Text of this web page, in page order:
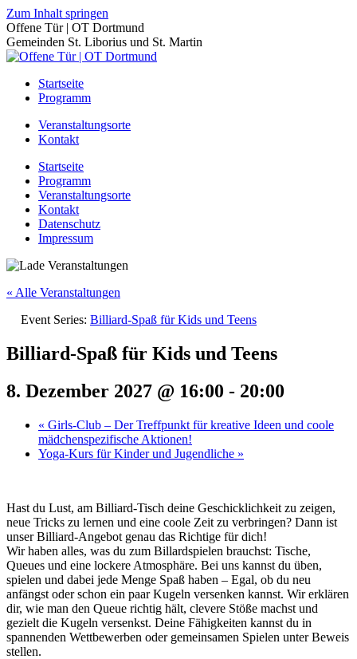
Zum Inhalt springen
Offene Tür | OT Dortmund
Gemeinden St. Liborius und St. Martin
Startseite
Programm
Veranstaltungsorte
Kontakt
Startseite
Programm
Veranstaltungsorte
Kontakt
Datenschutz
Impressum
« Alle Veranstaltungen
Event Series: Billiard-Spaß für Kids und Teens
Billiard-Spaß für Kids und Teens
8. Dezember 2027 @ 16:00 - 20:00
« Girls-Club – Der Treffpunkt für kreative Ideen und coole
mädchenspezifische Aktionen!
Yoga-Kurs für Kinder und Jugendliche »
Hast du Lust, am Billiard-Tisch deine Geschicklichkeit zu zeigen,
neue Tricks zu lernen und eine coole Zeit zu verbringen? Dann ist
unser Billiard-Angebot genau das Richtige für dich!
Wir haben alles, was du zum Billardspielen brauchst: Tische,
Queues und eine lockere Atmosphäre. Bei uns kannst du üben,
spielen und dabei jede Menge Spaß haben – Egal, ob du neu
anfängst oder schon ein paar Kugeln versenken kannst. Wir erklären
dir, wie man den Queue richtig hält, clevere Stöße machst und
gezielt die Kugeln versenkst. Deine Fähigkeiten kannst du in
spannenden Wettbewerben oder gemeinsamen Spielen unter Beweis
stellen.